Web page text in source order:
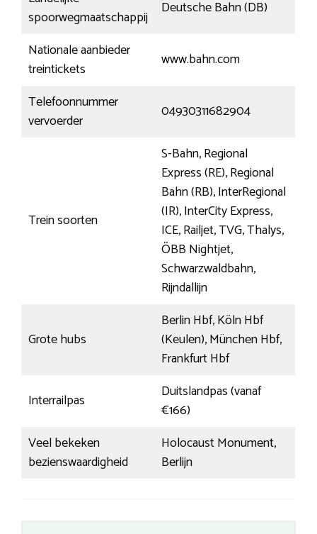
spoorwegmaatschappij
Deutsche Bahn (DB)
Nationale aanbieder
treintickets
www.bahn.com
Telefoonnummer
vervoerder
04930311682904
Trein soorten
S-Bahn, Regional
Express (RE), Regional
Bahn (RB), InterRegional
(IR), InterCity Express,
ICE, Railjet, TVG, Thalys,
ÖBB Nightjet,
Schwarzwaldbahn,
Rijndallijn
Grote hubs
Berlin Hbf, Köln Hbf
(Keulen), München Hbf,
Frankfurt Hbf
Interrailpas
Duitslandpas (vanaf
€166)
Veel bekeken
bezienswaardigheid
Holocaust Monument,
Berlijn